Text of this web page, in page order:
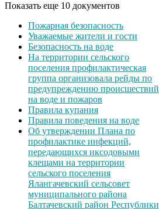
Показать еще 10 документов
Пожарная безопасность
Уважаемые жители и гости
Безопасность на воде
На территории сельского
поселения профилактическая
группа организовала рейды по
предупреждению происшествий
на воде и пожаров
Правила купания
Правила поведения на воде
Об утверждении Плана по
профилактике инфекций,
передающихся иксодовыми
клещами на территории
сельского поселения
Ялангачевский сельсовет
муниципального района
Балтачевский район Республики